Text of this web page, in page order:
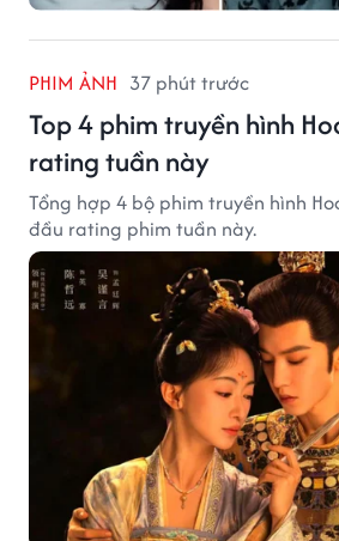
PHIM ẢNH 37 phút trước
Top 4 phim truyền hình
rating tuần này
Tổng hợp 4 bộ phim truyền hình
đầu rating phim tuần này.